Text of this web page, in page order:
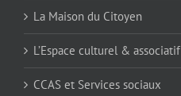
La Maison du Citoyen
L’Espace culturel & associatif
CCAS et Services sociaux